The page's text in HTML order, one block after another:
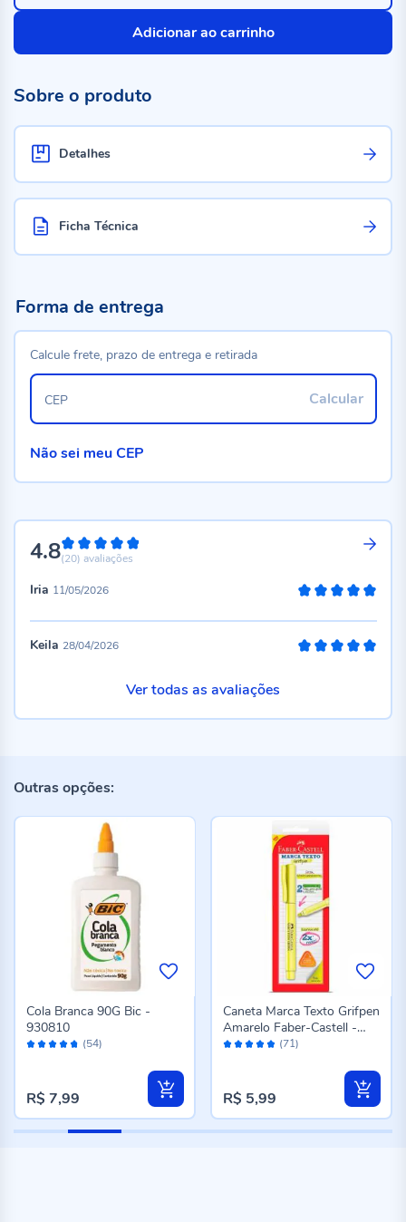
Adicionar ao carrinho
Sobre o produto
Detalhes
Ficha Técnica
4.896%
(20) avaliações
Iria 11/05/2026
Keila 28/04/2026
Ver todas as avaliações
Forma de entrega
Calcule frete, prazo de entrega e retirada
Calcular
CEP
Não sei meu CEP
Outras opções:
Avaliação: (54)
Cola Branca 90G Bic -
930810
R$ 7,99
Avaliação: (71)
Caneta Marca Texto Grifpen
Amarelo Faber-Castell -
SM/MTAMZF
R$ 5,99